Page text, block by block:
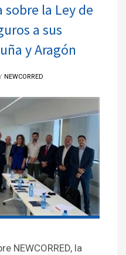
sobre la Ley de
a sus
y Aragón
NEWCORRED
NEWCORRED, la